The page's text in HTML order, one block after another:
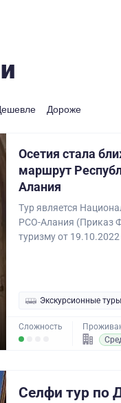
Дороже
Осетия стала
маршрут
Алания
Тур является
РСО-Алания (Приказ
туризму от 19.10.2022
Экскурсионные туры
Сложность
Селфи тур по